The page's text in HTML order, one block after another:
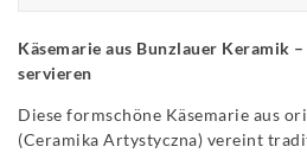
Käsemarie aus Bunzlauer Keramik
servieren
Diese formschöne Käsemarie aus
(Ceramika Artystyczna) vereint